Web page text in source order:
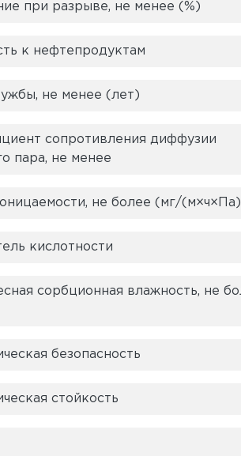
при разрыве, не менее (%)
к нефтепродуктам
не менее (лет)
сопротивления диффузии
пара, не менее
не более (мг/
кислотности
сорбционная влажность, не
безопасность
стойкость